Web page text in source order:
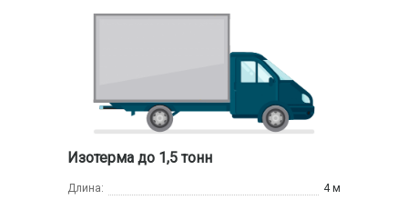
Изотерма до 1,5 тонн
Длина:
4 м